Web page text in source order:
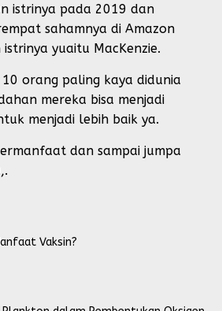
istrinya pada 2019 dan
sahamnya di Amazon
yuaitu MacKenzie.
orang paling kaya didunia
mereka bisa menjadi
menjadi lebih baik ya.
dan sampai jumpa
Vaksin?